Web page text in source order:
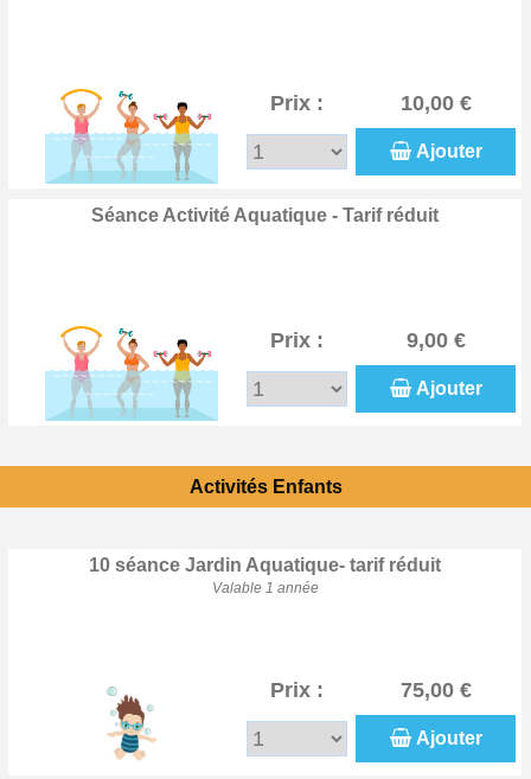
Prix : 10,00 €
Ajouter
Séance Activité Aquatique - Tarif réduit
Prix : 9,00 €
Ajouter
Activités Enfants
10 séance Jardin Aquatique- tarif réduit
Valable 1 année
Prix : 75,00 €
Ajouter